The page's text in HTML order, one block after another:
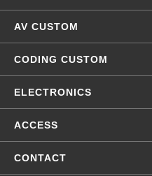
AV CUSTOM
CODING CUSTOM
ELECTRONICS
ACCESS
CONTACT